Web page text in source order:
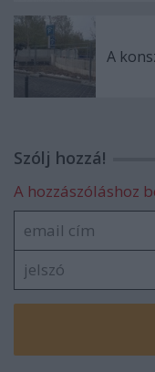
A
Szólj hozzá!
A hozzászóláshoz